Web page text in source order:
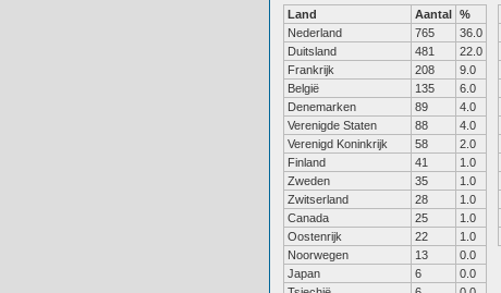
Land Aantal %
Nederland
765
36.0
Duitsland
481
22.0
Frankrijk
208
9.0
België
135
6.0
Denemarken
89
4.0
Verenigde Staten
88
4.0
Verenigd Koninkrijk
58
2.0
Finland
41
1.0
Zweden
35
1.0
Zwitserland
28
1.0
Canada
25
1.0
Oostenrijk
22
1.0
Noorwegen
13
0.0
Japan
6
0.0